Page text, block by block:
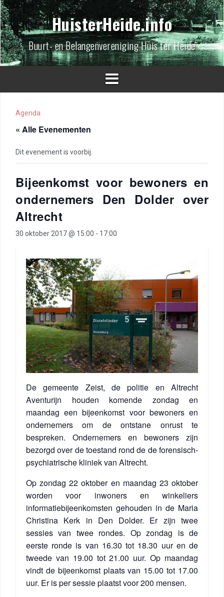
Spring
naar
inhoud
HuisterHeide.info
Buurt- en Belangenvereniging Huis ter Heide
Agenda
« Alle Evenementen
Dit evenement is voorbij.
Bijeenkomst voor bewoners en
ondernemers Den Dolder over
Altrecht
30 oktober 2017 @ 15:00 - 17:00
De gemeente Zeist, de politie en Altrecht
Aventurijn houden komende zondag en
maandag een bijeenkomst voor bewoners en
ondernemers om de ontstane onrust te
bespreken. Ondernemers en bewoners zijn
bezorgd over de toestand rond de de forensisch-
psychiatrische kliniek van Altrecht.
Op zondag 22 oktober en maandag 23 oktober
worden voor inwoners en winkeliers
informatiebijeenkomsten gehouden in de Maria
Christina Kerk in Den Dolder. Er zijn twee
sessies van twee rondes. Op zondag is de
eerste ronde is van 16.30 tot 18.30 uur en de
tweede van 19.00 tot 21.00 uur. Op maandag
vindt de bijeenkomst plaats van 15.00 tot 17.00
uur. Er is per sessie plaatst voor 200 mensen.